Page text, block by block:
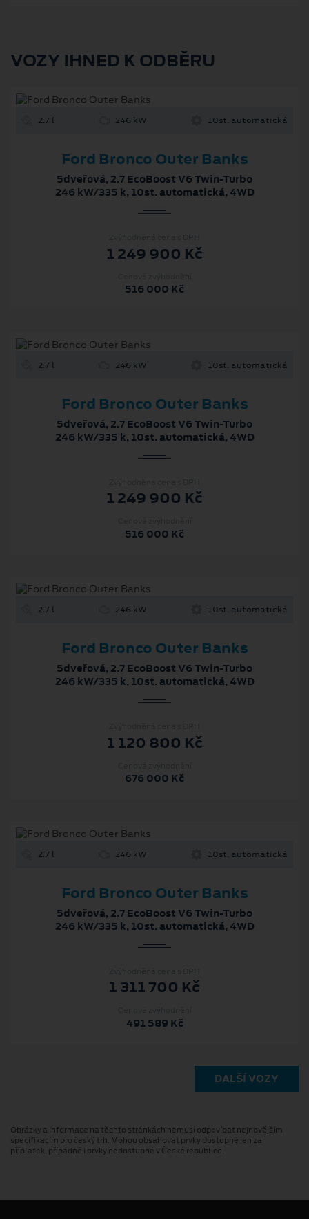
VOZY IHNED K ODBĚRU
2.7 l 246 kW 10st. automatická
Ford Bronco Outer Banks
5dveřová, 2.7 EcoBoost V6 Twin-Turbo
246 kW/335 k, 10st. automatická, 4WD
1 249 900 Kč
516 000 Kč
2.7 l 246 kW 10st. automatická
Ford Bronco Outer Banks
5dveřová, 2.7 EcoBoost V6 Twin-Turbo
246 kW/335 k, 10st. automatická, 4WD
1 249 900 Kč
516 000 Kč
2.7 l 246 kW 10st. automatická
Ford Bronco Outer Banks
5dveřová, 2.7 EcoBoost V6 Twin-Turbo
246 kW/335 k, 10st. automatická, 4WD
1 120 800 Kč
676 000 Kč
2.7 l 246 kW 10st. automatická
Ford Bronco Outer Banks
5dveřová, 2.7 EcoBoost V6 Twin-Turbo
246 kW/335 k, 10st. automatická, 4WD
1 311 700 Kč
491 589 Kč
DALŠÍ VOZY
Obrázky a informace na těchto stránkách nemusí odpovídat nejnovějším
specifikacím pro český trh. Mohou obsahovat prvky dostupné jen za
příplatek, případně i prvky nedostupné v České republice.